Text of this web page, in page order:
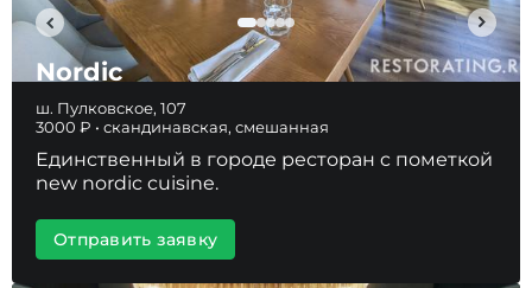
Nordic
ш. Пулковское, 107
3000 ₽ • скандинавская, смешанная
Единственный в городе ресторан c пометкой
new nordic cuisine.
Отправить заявку